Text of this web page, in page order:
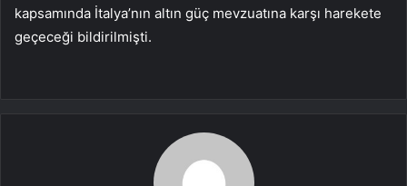
kapsamında İtalya’nın altın güç mevzuatına karşı harekete
geçeceği bildirilmişti.